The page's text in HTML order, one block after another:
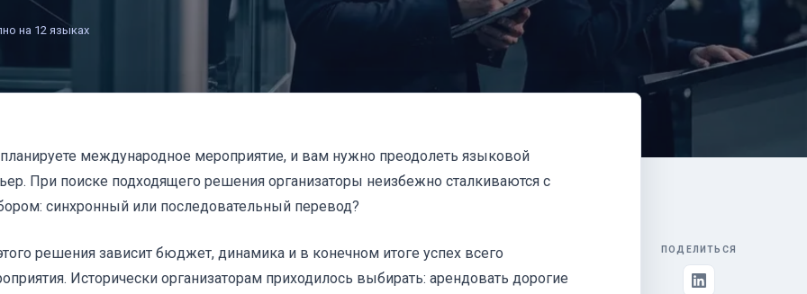
на 12 языках
международное мероприятие, и вам нужно преодолеть языковой
При поиске подходящего решения организаторы неизбежно сталкиваются с
синхронный или последовательный перевод?
решения зависит бюджет, динамика и в конечном итоге успех всего
Исторически организаторам приходилось выбирать: арендовать дорогие
ПОДЕЛИТЬСЯ